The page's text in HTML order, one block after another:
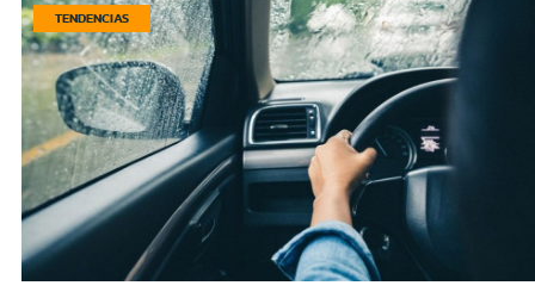
TENDENCIAS